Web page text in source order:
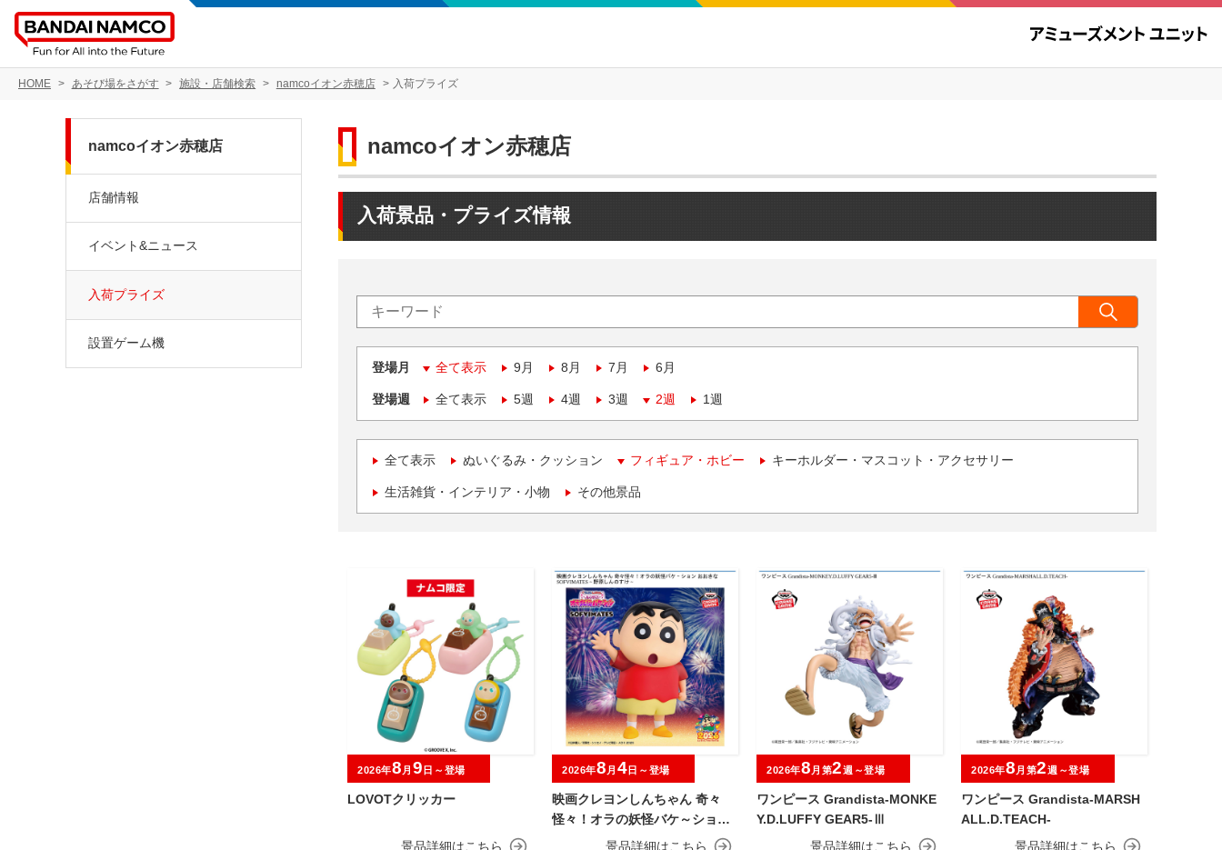
HOME あそび場をさがす 施設・店舗検索 namcoイオン赤穂店 入荷プライズ
namcoイオン赤穂店
入荷景品・プライズ情報
登場月 全て表示 9月 8月 7月 6月
登場週 全て表示 5週 4週 3週 2週 1週
全て表示 ぬいぐるみ・クッション フィギュア・ホビー キーホルダー・マスコット・アクセサリー
生活雑貨・インテリア・小物 その他景品
LOVOTクリッカー
2026年8 月 9 日～登場
映画クレヨンしんちゃん 奇々
怪々！オラの妖怪バケ～ション
おおきなSOFVIMATES～野原し
2026年8 月 4日～登場
ワンピース Grandista-MONKE
Y.D.LUFFY GEAR5-Ⅲ
2026年8 月第2週～登場
ワンピース Grandista-MARSH
ALL.D.TEACH-
2026年8 月第2週～登場
namcoイオン赤穂店
店舗情報
イベント&ニュース
入荷プライズ
設置ゲーム機